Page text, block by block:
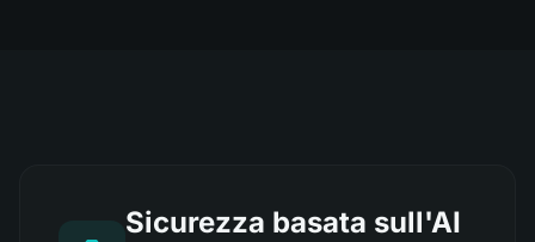
Sicurezza basata sull'AI